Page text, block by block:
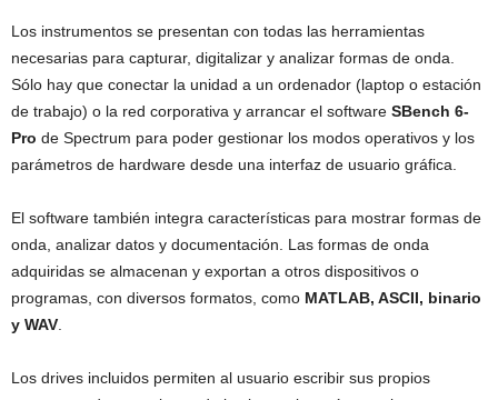
Los instrumentos se presentan con todas las herramientas
necesarias para capturar, digitalizar y analizar formas de onda.
Sólo hay que conectar la unidad a un ordenador (laptop o estación
de trabajo) o la red corporativa y arrancar el software SBench 6-
Pro de Spectrum para poder gestionar los modos operativos y los
parámetros de hardware desde una interfaz de usuario gráfica.
El software también integra características para mostrar formas de
onda, analizar datos y documentación. Las formas de onda
adquiridas se almacenan y exportan a otros dispositivos o
programas, con diversos formatos, como MATLAB, ASCII, binario
y WAV
Los drives incluidos permiten al usuario escribir sus propios